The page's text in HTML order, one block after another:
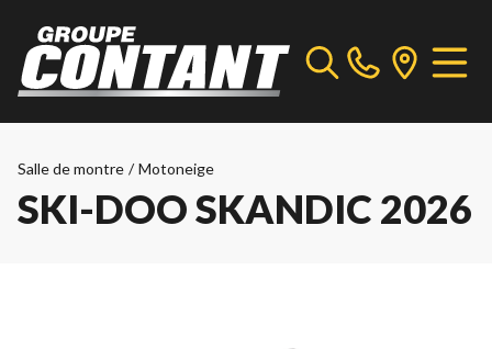
Salle de montre / Motoneige
SKI-DOO SKANDIC 2026